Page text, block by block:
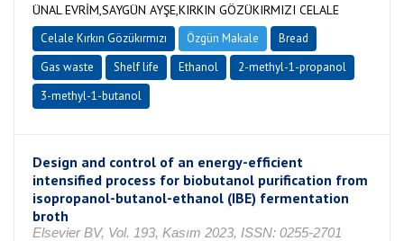
ÜNAL EVRİM,SAYGÜN AYŞE,KIRKIN GÖZÜKIRMIZI CELALE
Celale Kırkın Gözükırmızı Özgün Makale
Bread
Gas waste
Shelf life Ethanol
2-methyl-1-propanol
3-methyl-1-butanol
Design and control of an energy-efficient
intensified process for biobutanol purification from
isopropanol-butanol-ethanol (IBE) fermentation
broth
Elsevier BV, Vol. 193, Kasım 2023, ISSN: 0255-2701